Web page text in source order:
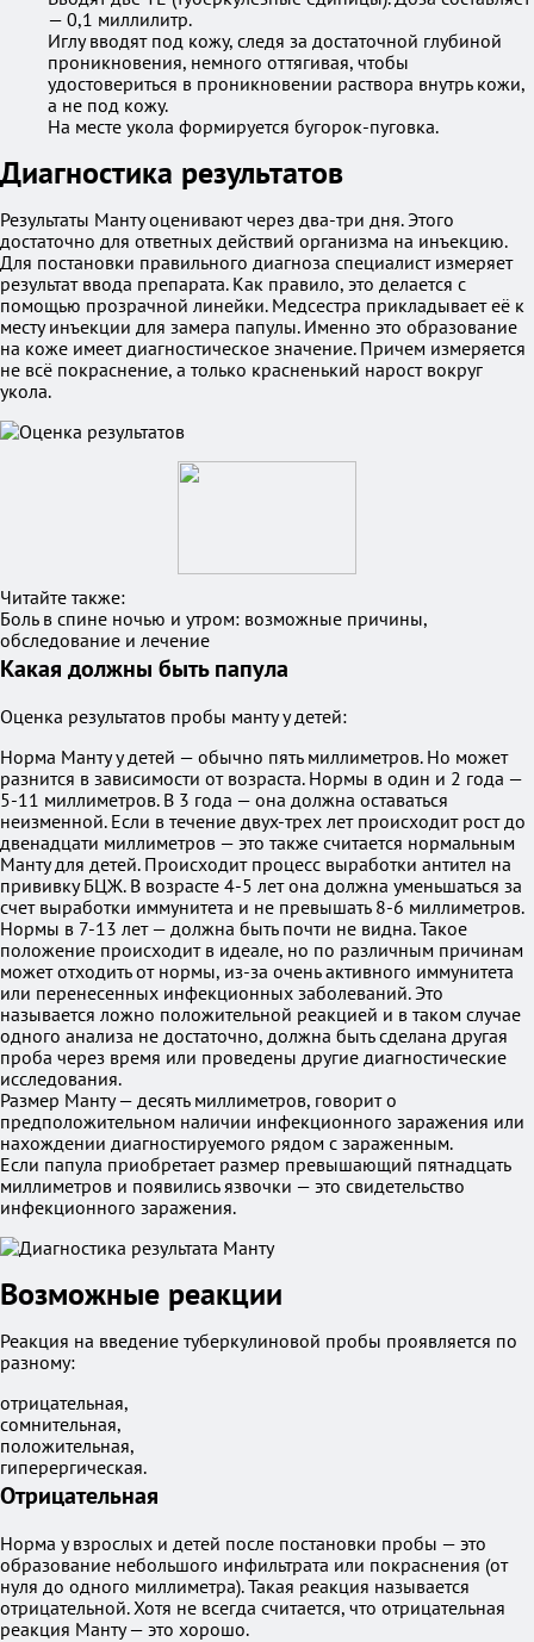
— 0,1 миллилитр.
Иглу вводят под кожу, следя за достаточной глубиной
проникновения, немного оттягивая, чтобы
удостовериться в проникновении раствора внутрь кожи,
а не под кожу.
На месте укола формируется бугорок-пуговка.
Диагностика результатов
Результаты Манту оценивают через два-три дня. Этого
достаточно для ответных действий организма на инъекцию.
Для постановки правильного диагноза специалист измеряет
результат ввода препарата. Как правило, это делается с
помощью прозрачной линейки. Медсестра прикладывает её к
месту инъекции для замера папулы. Именно это образование
на коже имеет диагностическое значение. Причем измеряется
не всё покраснение, а только красненький нарост вокруг
укола.
Читайте также:
Боль в спине ночью и утром: возможные причины,
обследование и лечение
Какая должны быть папула
Оценка результатов пробы манту у детей:
Норма Манту у детей — обычно пять миллиметров. Но может
разнится в зависимости от возраста. Нормы в один и 2 года —
5-11 миллиметров. В 3 года — она должна оставаться
неизменной. Если в течение двух-трех лет происходит рост до
двенадцати миллиметров — это также считается нормальным
Манту для детей. Происходит процесс выработки антител на
прививку БЦЖ. В возрасте 4-5 лет она должна уменьшаться за
счет выработки иммунитета и не превышать 8-6 миллиметров.
Нормы в 7-13 лет — должна быть почти не видна. Такое
положение происходит в идеале, но по различным причинам
может отходить от нормы, из-за очень активного иммунитета
или перенесенных инфекционных заболеваний. Это
называется ложно положительной реакцией и в таком случае
одного анализа не достаточно, должна быть сделана другая
проба через время или проведены другие диагностические
исследования.
Размер Манту — десять миллиметров, говорит о
предположительном наличии инфекционного заражения или
нахождении диагностируемого рядом с зараженным.
Если папула приобретает размер превышающий пятнадцать
миллиметров и появились язвочки — это свидетельство
инфекционного заражения.
Возможные реакции
Реакция на введение туберкулиновой пробы проявляется по
разному:
отрицательная,
сомнительная,
положительная,
гиперергическая.
Отрицательная
Норма у взрослых и детей после постановки пробы — это
образование небольшого инфильтрата или покраснения (от
нуля до одного миллиметра). Такая реакция называется
отрицательной. Хотя не всегда считается, что отрицательная
реакция Манту — это хорошо.